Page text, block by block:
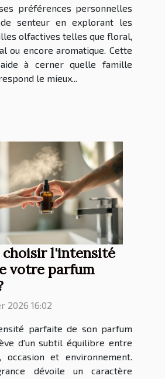
préférences personnelles
senteur en explorant les
olfactives telles que floral,
ou encore aromatique. Cette
à cerner quelle famille
le mieux...
choisir l'intensité
votre parfum
2026 16:02
parfaite de son parfum
d'un subtil équilibre entre
occasion et environnement.
dévoile un caractère